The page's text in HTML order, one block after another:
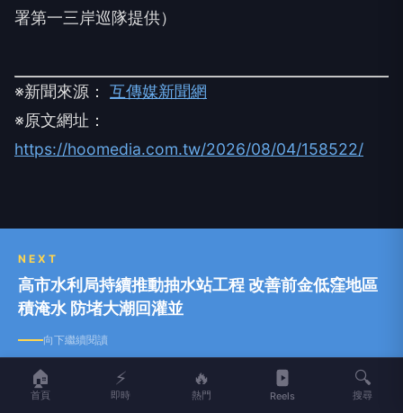
署第一三岸巡隊提供）
※新聞來源： 互傳媒新聞網
※原文網址：
https://hoomedia.com.tw/2026/08/04/158522/
NEXT
高市水利局持續推動抽水站工程 改善前金低窪地區
積淹水 防堵大潮回灌並
向下繼續閱讀
高市水利局持續推動抽水站工程 改
🏠
首頁
⚡
即時
🔥
熱門 Reels
🔍
搜尋